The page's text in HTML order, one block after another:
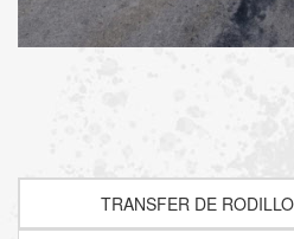
TRANSFER DE